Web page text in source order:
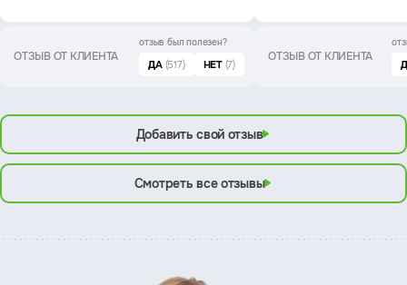
ОТЗЫВ ОТ КЛИЕНТА
отзыв был полезен?
ДА (517) НЕТ (7)
ОТЗЫВ ОТ КЛИЕНТА
Добавить свой отзыв
Смотреть все отзывы